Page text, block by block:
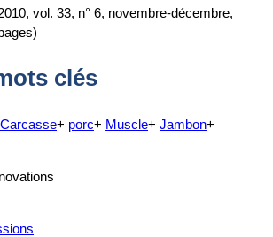
vol. 33, n° 6, novembre-décembre,
clés
Carcasse+ porc+ Muscle+ Jambon+